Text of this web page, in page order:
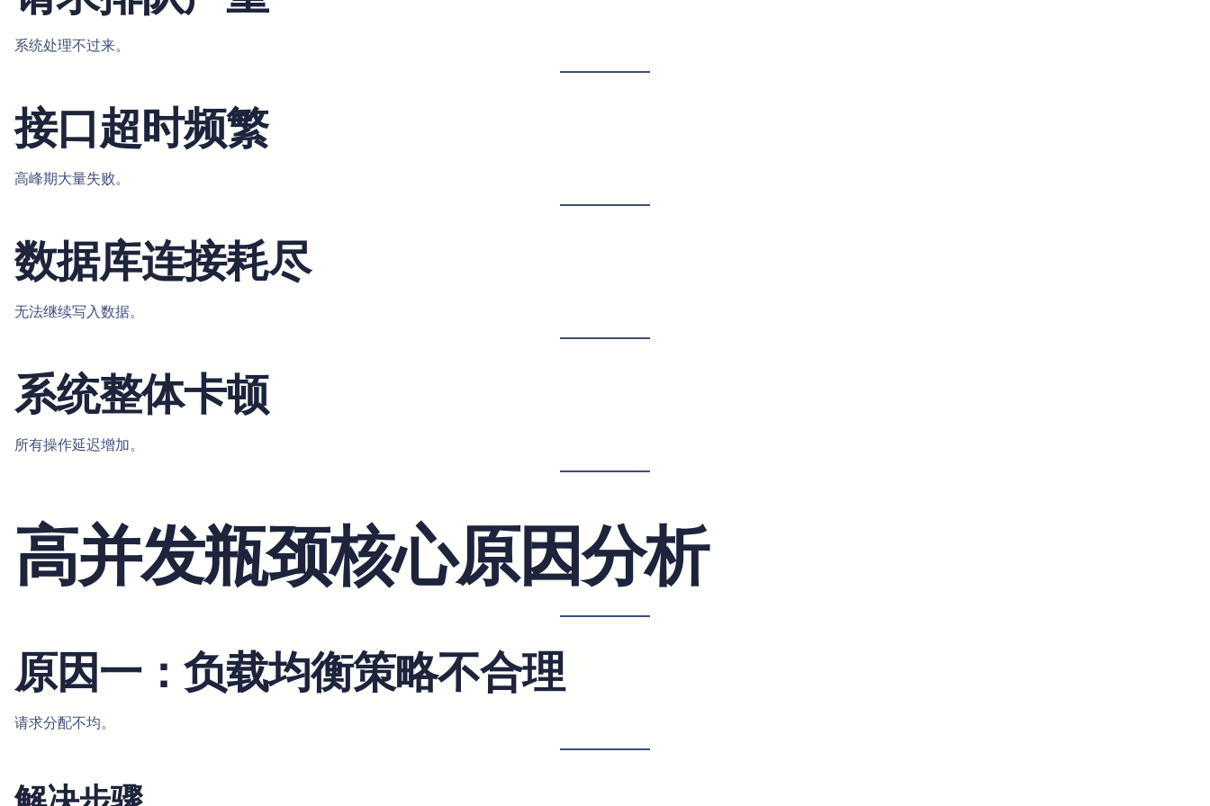
系统处理不过来。
接口超时频繁
高峰期大量失败。
数据库连接耗尽
无法继续写入数据。
系统整体卡顿
所有操作延迟增加。
高并发瓶颈核心原因分析
原因一：负载均衡策略不合理
请求分配不均。